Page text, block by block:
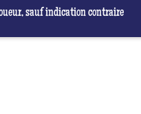
sauf indication contraire